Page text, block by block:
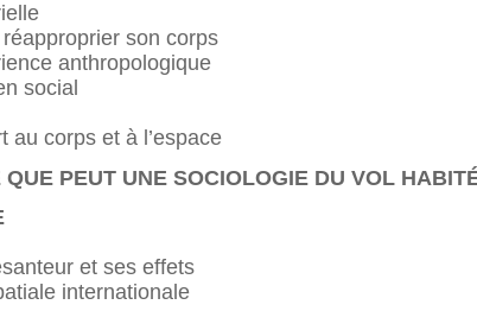
son corps
anthropologique
social
au corps et à l’espace
PEUT UNE SOCIOLOGIE DU VOL
et ses effets
internationale